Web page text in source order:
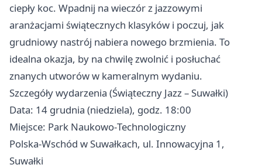
ciepły koc. Wpadnij na wieczór z jazzowymi
aranżacjami świątecznych klasyków i poczuj, jak
grudniowy nastrój nabiera nowego brzmienia. To
idealna okazja, by na chwilę zwolnić i posłuchać
znanych utworów w kameralnym wydaniu.
Szczegóły wydarzenia (Świąteczny Jazz – Suwałki)
Data: 14 grudnia (niedziela), godz. 18:00
Miejsce: Park Naukowo‑Technologiczny
Polska‑Wschód w Suwałkach, ul. Innowacyjna 1,
Suwałki